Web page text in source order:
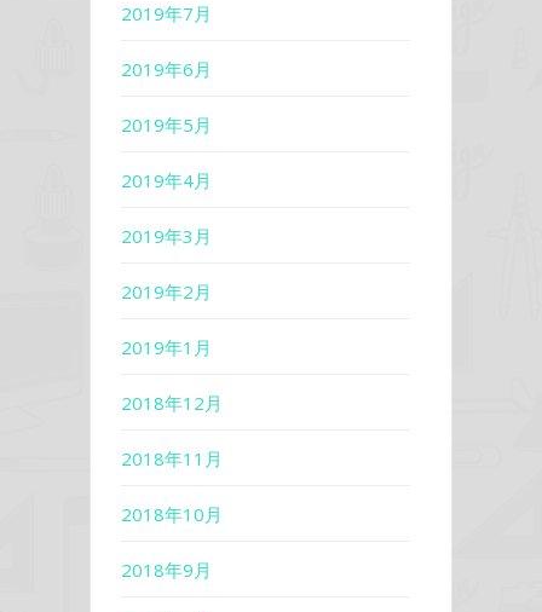
2019年7月
2019年6月
2019年5月
2019年4月
2019年3月
2019年2月
2019年1月
2018年12月
2018年11月
2018年10月
2018年9月